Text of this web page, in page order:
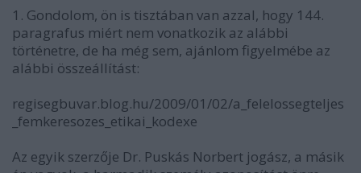
1. Gondolom, ön is tisztában van azzal, hogy 144.
paragrafus miért nem vonatkozik az alábbi
történetre, de ha még sem, ajánlom figyelmébe az
alábbi összeállítást:
regisegbuvar.blog.hu/2009/01/02/a_felelossegteljes
_femkeresozes_etikai_kodexe
Az egyik szerzője Dr. Puskás Norbert jogász, a másik